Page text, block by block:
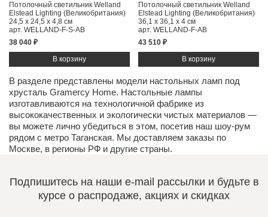
Потолочный светильник Welland
Elstead Lighting (Великобритания)
24,5 x 24,5 x 4,8 см
арт. WELLAND-F-S-AB
38 040 ₽
Потолочный светильник Welland
Elstead Lighting (Великобритания)
36,1 x 36,1 x 4 см
арт. WELLAND-F-AB
43 510 ₽
В разделе представлены модели настольных ламп под
хрусталь Gramercy Home. Настольные лампы
изготавливаются на технологичной фабрике из
высококачественных и экологически чистых материалов —
вы можете лично убедиться в этом, посетив наш шоу-рум
рядом с метро Таганская. Мы доставляем заказы по
Москве, в регионы РФ и другие страны.
Подпишитесь на наши e-mail рассылки и будьте в
курсе о распродаже, акциях и скидках